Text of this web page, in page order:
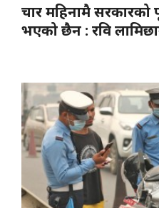
चार महिनामै सरकारको
भएको छैन : रवि